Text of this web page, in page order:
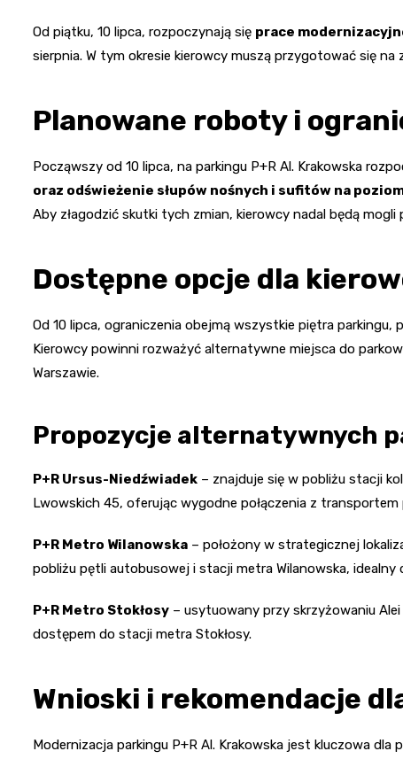
Od piątku, 10 lipca, rozpoczynają się prace
sierpnia. W tym okresie kierowcy muszą przygotować się
Planowane roboty i
Począwszy od 10 lipca, na parkingu P+R Al. Krakowska
oraz odświeżenie słupów nośnych i sufitów na
Aby złagodzić skutki tych zmian, kierowcy nadal będą
Dostępne opcje dla
Od 10 lipca, ograniczenia obejmą wszystkie piętra
Kierowcy powinni rozważyć alternatywne miejsca do
Warszawie.
Propozycje alternatywnych
P+R Ursus-Niedźwiadek – znajduje się w pobliżu stacji
Lwowskich 45, oferując wygodne połączenia z transportem
P+R Metro Wilanowska – położony w strategicznej
pobliżu pętli autobusowej i stacji metra Wilanowska,
P+R Metro Stokłosy – usytuowany przy skrzyżowaniu
dostępem do stacji metra Stokłosy.
Wnioski i rekomendacje
Modernizacja parkingu P+R Al. Krakowska jest kluczowa